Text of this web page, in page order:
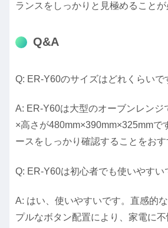
ランスをしっかりと見極めることが
Q&A
Q: ER-Y60のサイズはどれくらいで
A: ER-Y60は大型のオーブンレンジ
×高さが480mm×390mm×325mmで
ースをしっかり確認することをおす
Q: ER-Y60は初心者でも使いやすい
A: はい、使いやすいです。直感的
プルなボタン配置により、家電に